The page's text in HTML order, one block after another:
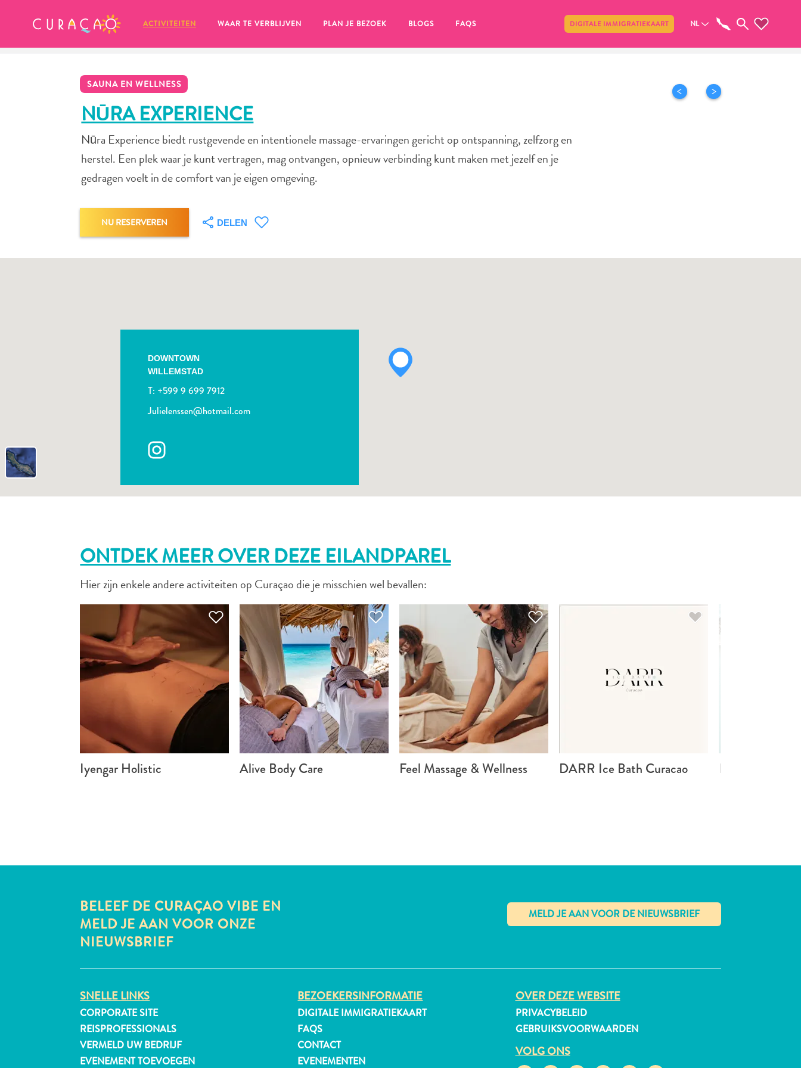
ACTIVITEITEN WAAR TE VERBLIJVEN PLAN JE BEZOEK BLOGS FAQS DIGITALE IMMIGRATIEKAART NL
SAUNA EN WELLNESS
NŪRA EXPERIENCE
Nūra Experience biedt rustgevende en intentionele massage-ervaringen gericht op ontspanning, zelfzorg en
herstel. Een plek waar je kunt vertragen, mag ontvangen, opnieuw verbinding kunt maken met jezelf en je
gedragen voelt in de comfort van je eigen omgeving.
NU RESERVEREN DELEN
FACEBOOK
E-MAIL
LINK KOPIËREN
DOWNTOWN
WILLEMSTAD
T: +599 9 699 7912
Julielenssen@hotmail.com
ONTDEK MEER OVER DEZE EILANDPAREL
Hier zijn enkele andere activiteiten op Curaçao die je misschien wel bevallen:
Iyengar Holistic Alive Body Care Feel Massage & Wellness DARR Ice Bath Curacao
BELEEF DE CURAÇAO VIBE EN
MELD JE AAN VOOR ONZE
NIEUWSBRIEF
✕
SNELLE LINKS
CORPORATE SITE
REISPROFESSIONALS
VERMELD UW BEDRIJF
EVENEMENT TOEVOEGEN
BEZOEKERSINFORMATIE
DIGITALE IMMIGRATIEKAART
FAQS
CONTACT
EVENEMENTEN
OVER DEZE WEBSITE
PRIVACYBELEID
GEBRUIKSVOORWAARDEN
VOLG ONS
MIJN FAVORIETEN Delen
Zo te zien heb je nog geen
favoriete plekken opgeslagen.
Wanneer je iets op wil slaan om later nog eens te bekijken, klik op het
LINK KOPIËREN